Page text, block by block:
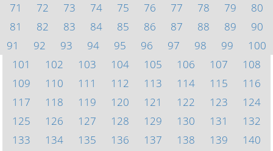
71
72 73 74 75 76 77 78 79
80
81
82 83 84 85 86 87 88 89
90
91
92 93 94 95 96 97 98 99
100
101
102 103 104 105 106 107
108
109
110 111 112 113 114 115
116
117
118 119 120 121 122 123
124
125
126 127 128 129 130 131
132
133
134 135 136 137 138 139
140